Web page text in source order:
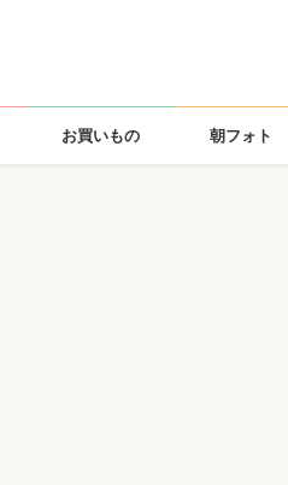
お買いもの 朝フォト